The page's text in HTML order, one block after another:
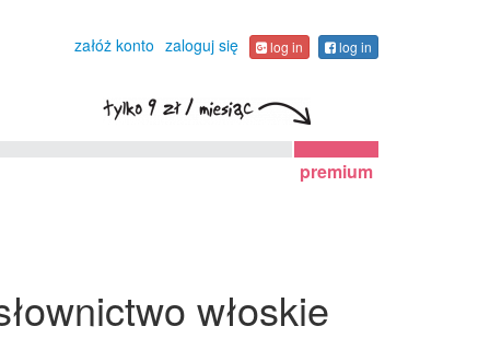
załóż konto zaloguj się log in log in
premium
włoskie